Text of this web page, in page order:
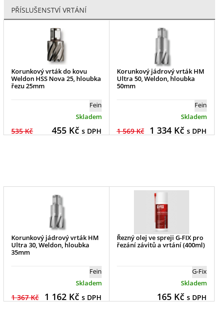
PŘÍSLUŠENSTVÍ VRTÁNÍ
Korunkový vrták do kovu
Weldon HSS Nova 25, hloubka
řezu 25mm
Fein
Skladem
535 Kč 455Kč s DPH
Korunkový jádrový vrták HM
Ultra 50, Weldon, hloubka
50mm
Fein
Skladem
1 569 Kč 1 334Kč s DPH
Korunkový jádrový vrták HM
Ultra 30, Weldon, hloubka
35mm
Fein
Skladem
1 367 Kč 1 162Kč s DPH
Řezný olej ve spreji G-FIX pro
řezání závitů a vrtání (400ml)
G-Fix
Skladem
165Kč s DPH